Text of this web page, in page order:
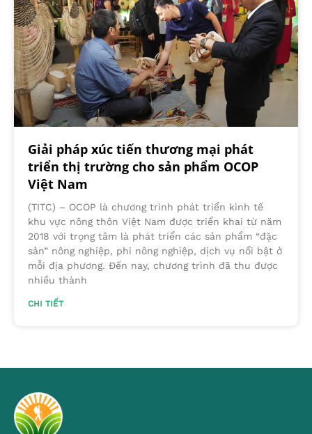
Giải pháp xúc tiến thương mại phát
triển thị trường cho sản phẩm OCOP
Việt Nam
(TITC) – OCOP là chương trình phát triển kinh tế
khu vực nông thôn Việt Nam được triển khai từ năm
2018 với trọng tâm là phát triển các sản phẩm “đặc
sản” nông nghiệp, phi nông nghiệp, dịch vụ nổi bật ở
mỗi địa phương. Đến nay, chương trình đã thu được
nhiều thành
CHI TIẾT